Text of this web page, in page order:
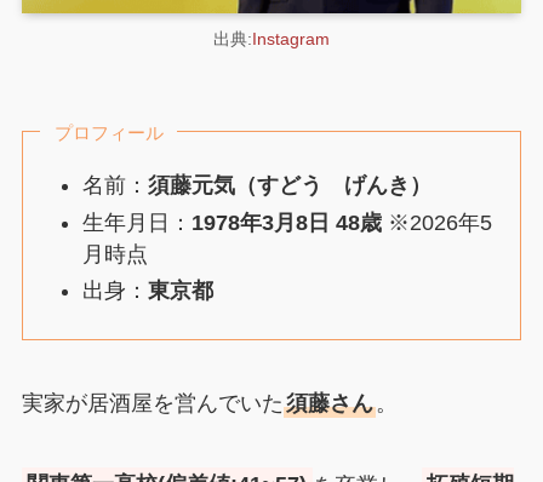
出典:Instagram
プロフィール
名前：須藤元気（すどう げんき）
生年月日： 1978年3月8日 48歳 ※2026年5
月時点
出身：東京都
実家が居酒屋を営んでいた須藤さん。